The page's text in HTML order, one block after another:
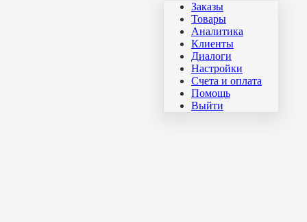
Заказы
Товары
Аналитика
Клиенты
Диалоги
Настройки
Счета и оплата
Помощь
Выйти